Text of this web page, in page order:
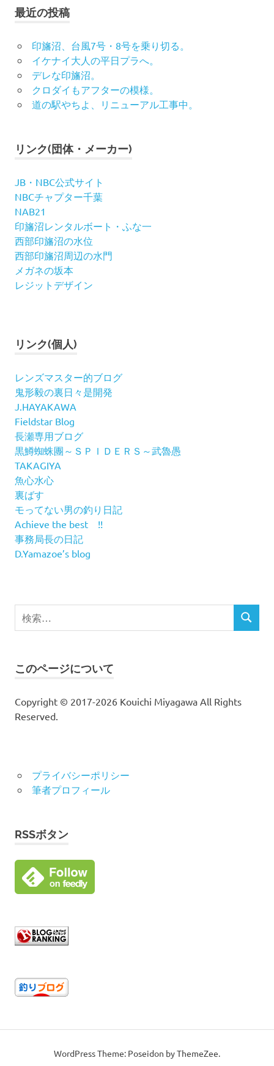
最近の投稿
印旛沼、台風7号・8号を乗り切る。
イケナイ大人の平日プラへ。
デレな印旛沼。
クロダイもアフターの模様。
道の駅やちよ、リニューアル工事中。
リンク(団体・メーカー)
JB・NBC公式サイト
NBCチャプター千葉
NAB21
印旛沼レンタルボート・ふな一
西部印旛沼の水位
西部印旛沼周辺の水門
メガネの坂本
レジットデザイン
リンク(個人)
レンズマスター的ブログ
鬼形毅の裏日々是開発
J.HAYAKAWA
Fieldstar Blog
長瀬専用ブログ
黒鱒蜘蛛團～ＳＰＩＤＥＲＳ～武魯愚
TAKAGIYA
魚心水心
裏ばす
モってない男の釣り日記
Achieve the best !!
事務局長の日記
D.Yamazoe’s blog
検
索
検
このページについて
Copyright © 2017-2026 Kouichi Miyagawa All Rights
Reserved.
プライバシーポリシー
筆者プロフィール
RSSボタン
WordPress Theme: Poseidon by ThemeZee.